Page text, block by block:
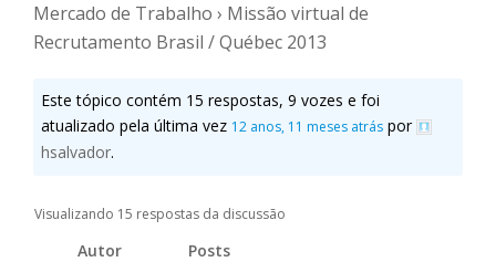
Mercado de Trabalho › Missão virtual de
Recrutamento Brasil / Québec 2013
Este tópico contém 15 respostas, 9 vozes e foi
atualizado pela última vez 12 anos, 11 meses atrás por
hsalvador.
Visualizando 15 respostas da discussão
Autor Posts